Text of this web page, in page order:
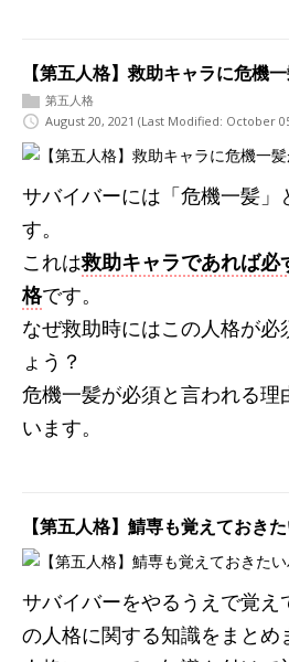
【第五人格】救助キャラに危機
第五人格
August 20, 2021 (Last Modified: October
サバイバーには「危機一髪」
す。
これは救助キャラであれば必
格です。
なぜ救助時にはこの人格が必
ょう？
危機一髪が必須と言われる理
います。
【第五人格】鯖専も覚えておき
サバイバーをやるうえで覚え
の人格に関する知識をまとめ